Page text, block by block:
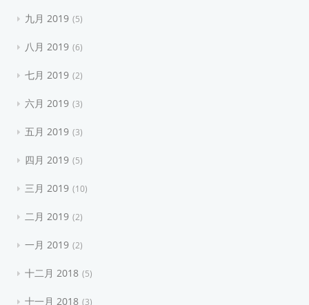
九月 2019 5
八月 2019 6
七月 2019 2
六月 2019 3
五月 2019 3
四月 2019 5
三月 2019 10
二月 2019 2
一月 2019 2
十二月 2018 5
十一月 2018 3